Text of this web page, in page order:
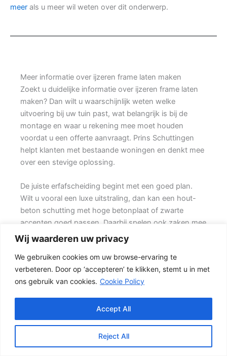
Wij waarderen uw privacy
We gebruiken cookies om uw browse-ervaring te
verbeteren. Door op ‘accepteren’ te klikken, stemt u in met
ons gebruik van cookies. Cookie Policy
Reject All
Accept All
meer als u meer wil weten over dit onderwerp.
Meer informatie over ijzeren frame laten maken
Zoekt u duidelijke informatie over ijzeren frame laten
maken? Dan wilt u waarschijnlijk weten welke
uitvoering bij uw tuin past, wat belangrijk is bij de
montage en waar u rekening mee moet houden
voordat u een offerte aanvraagt. Prins Schuttingen
helpt klanten met bestaande woningen en denkt mee
over een stevige oplossing.
De juiste erfafscheiding begint met een goed plan.
Wilt u vooral een luxe uitstraling, dan kan een hout-
beton schutting met hoge betonplaat of zwarte
accenten goed passen. Daarbij spelen ook zaken mee
zoals windbelasting, hoogteverschillen, grondsoort,
erfgrens en de bereikbaarheid van de tuin.
De juiste keuze voor uw tuin
In veel tuinen wordt gekozen voor een combinatie
basis, terwijl de houten schermen zorgen voor een
natuurlijke uitstraling.} Het resultaat is een stevige
tuinafscheiding die netjes oogt en jarenlang mee kan